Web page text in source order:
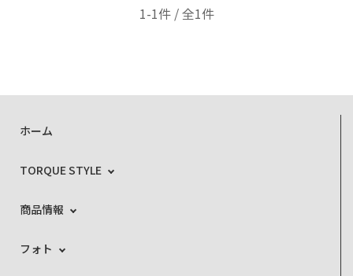
1-1件 / 全1件
ホーム
TORQUE STYLE
商品情報
フォト